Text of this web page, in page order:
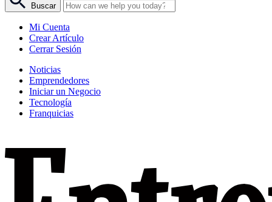
Buscar
Mi Cuenta
Crear Artículo
Cerrar Sesión
Noticias
Emprendedores
Iniciar un Negocio
Tecnología
Franquicias